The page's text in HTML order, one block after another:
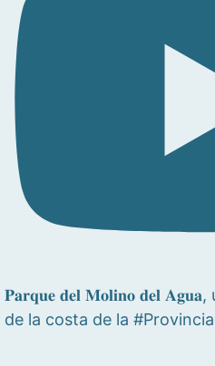
𝐏𝐚𝐫𝐪𝐮𝐞 𝐝𝐞𝐥 𝐌𝐨𝐥𝐢𝐧𝐨 𝐝𝐞𝐥
de la costa de la